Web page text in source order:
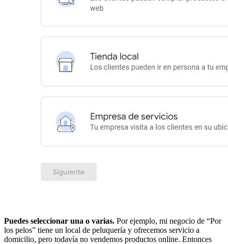
Puedes seleccionar una o varias. Por ejemplo, mi negocio de “Por
los pelos” tiene un local de peluquería y ofrecemos servicio a
domicilio, pero todavía no vendemos productos online. Entonces